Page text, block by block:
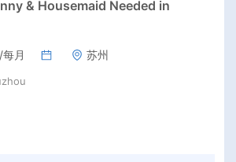
& Housemaid Needed in
月 苏州